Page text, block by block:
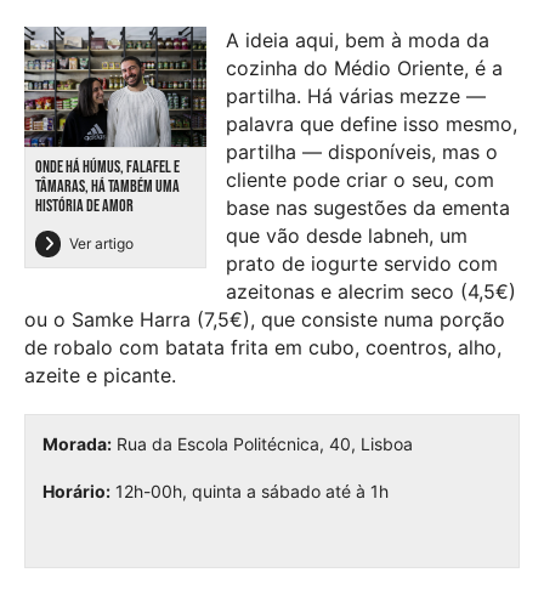
ONDE HÁ HÚMUS, FALAFEL E
TÂMARAS, HÁ TAMBÉM UMA
HISTÓRIA DE AMOR
Ver artigo
A ideia aqui, bem à moda da
cozinha do Médio Oriente, é a
partilha. Há várias mezze —
palavra que define isso mesmo,
partilha — disponíveis, mas o
cliente pode criar o seu, com
base nas sugestões da ementa
que vão desde labneh, um
prato de iogurte servido com
azeitonas e alecrim seco (4,5€)
ou o Samke Harra (7,5€), que consiste numa porção
de robalo com batata frita em cubo, coentros, alho,
azeite e picante.
Morada: Rua da Escola Politécnica, 40, Lisboa
Horário: 12h-00h, quinta a sábado até à 1h